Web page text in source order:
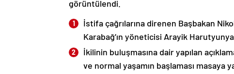
görüntülendi.
İstifa çağrılarına direnen Başbakan
Karabağ’ın yöneticisi Arayik
İkilinin buluşmasına dair yapılan
ve normal yaşamın başlaması masaya